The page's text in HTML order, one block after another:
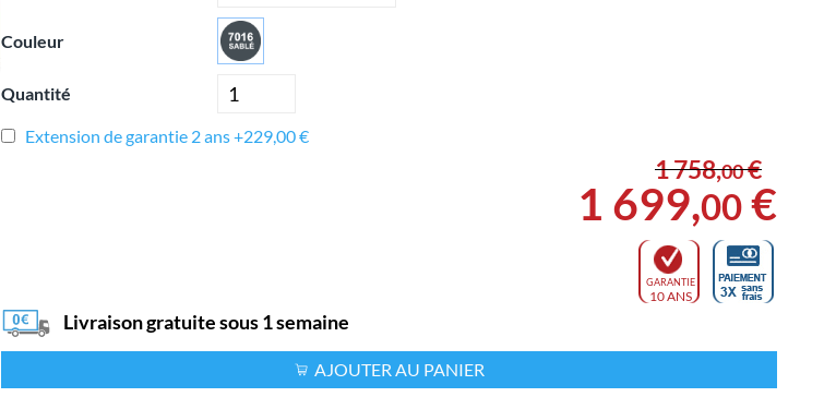
Couleur
Quantité
Extension de garantie 2 ans +229,00 €
1 758,00€
1 699,00 €
GARANTIE
10 ANS
Livraison gratuite sous 1 semaine
AJOUTER AU PANIER